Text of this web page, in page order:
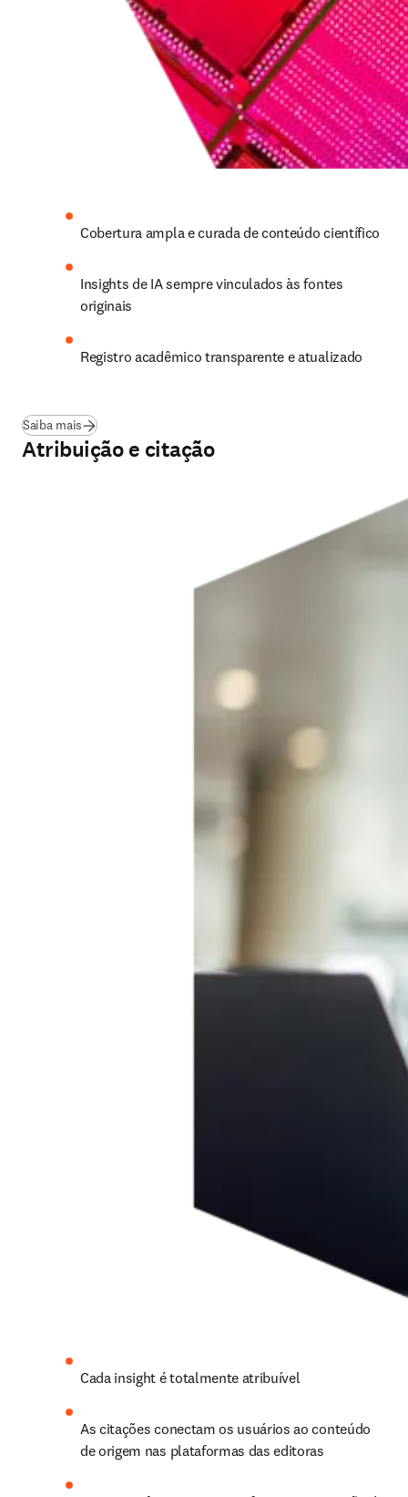
Cobertura ampla e curada de conteúdo científico
Insights de IA sempre vinculados às fontes
originais
Registro acadêmico transparente e atualizado
Saiba mais
Atribuição e citação
Cada insight é totalmente atribuível
As citações conectam os usuários ao conteúdo
de origem nas plataformas das editoras